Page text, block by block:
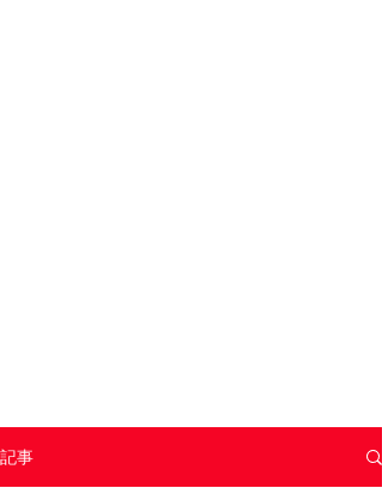
記事